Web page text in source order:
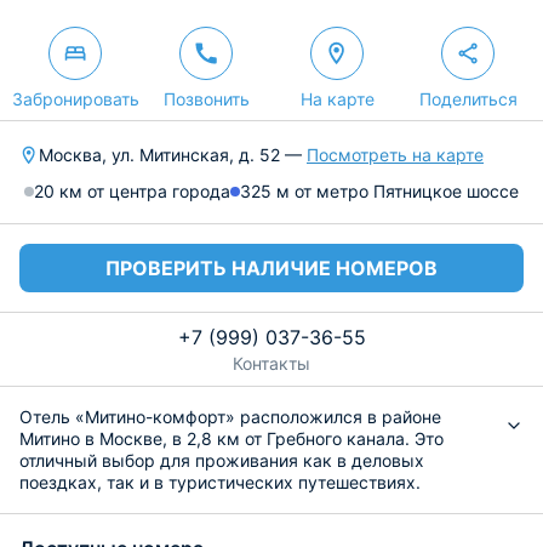
Забронировать Позвонить На карте Поделиться
Москва, ул. Митинская, д. 52 — Посмотреть на карте
20 км от центра города 325 м от метро Пятницкое шоссе
ПРОВЕРИТЬ НАЛИЧИЕ НОМЕРОВ
+7 (999) 037-36-55
Контакты
Отель «Митино-комфорт» расположился в районе
Митино в Москве, в 2,8 км от Гребного канала. Это
отличный выбор для проживания как в деловых
поездках, так и в туристических путешествиях.